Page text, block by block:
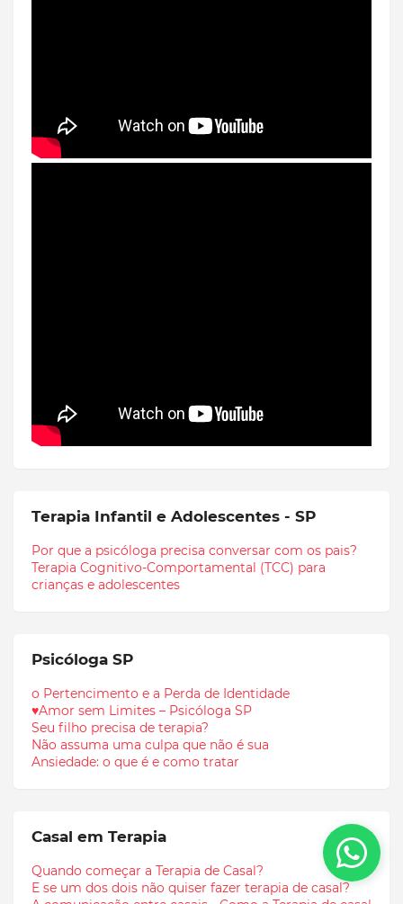
Terapia Infantil e Adolescentes - SP
Por que a psicóloga precisa conversar com os pais?
Terapia Cognitivo-Comportamental (TCC) para
crianças e adolescentes
Psicóloga SP
o Pertencimento e a Perda de Identidade
♥Amor sem Limites – Psicóloga SP
Seu filho precisa de terapia?
Não assuma uma culpa que não é sua
Ansiedade: o que é e como tratar
Casal em Terapia
Quando começar a Terapia de Casal?
E se um dos dois não quiser fazer terapia de casal?